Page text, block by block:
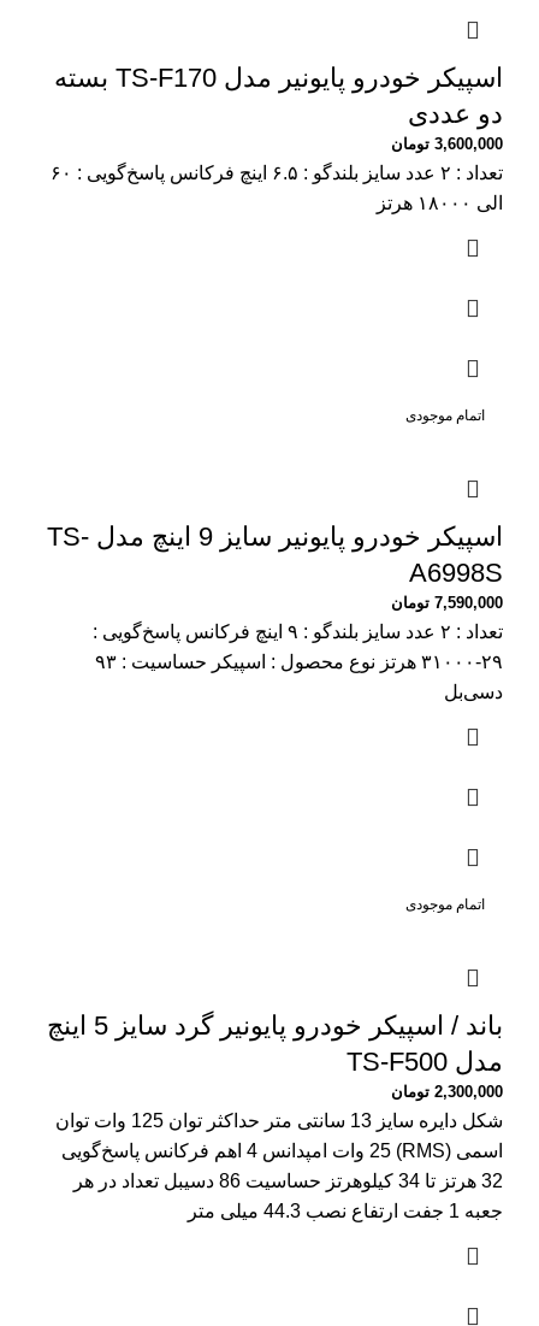
اسپیکر خودرو پایونیر مدل TS-F170 بسته
دو عددی
3,600,000 تومان
تعداد : ۲ عدد سایز بلندگو : ۶.۵ اینچ فرکانس پاسخ‌گویی : ۶۰
الی ۱۸۰۰۰ هرتز
اتمام موجودی
اسپیکر خودرو پایونیر سایز 9 اینچ مدل TS-
A6998S
7,590,000 تومان
تعداد : ۲ عدد سایز بلندگو : ۹ اینچ فرکانس پاسخ‌گویی :
۲۹-۳۱۰۰۰ هرتز نوع محصول : اسپیکر حساسیت : ۹۳
دسی‌بل
اتمام موجودی
باند / اسپیکر خودرو پایونیر گرد سایز 5 اینچ
مدل TS-F500
2,300,000 تومان
شکل دایره سایز 13 سانتی متر حداکثر توان 125 وات توان
اسمی (RMS) 25 وات امپدانس 4 اهم فرکانس پاسخ‌گویی
32 هرتز تا 34 کیلوهرتز حساسیت 86 دسیبل تعداد در هر
جعبه 1 جفت ارتفاع نصب 44.3 میلی متر